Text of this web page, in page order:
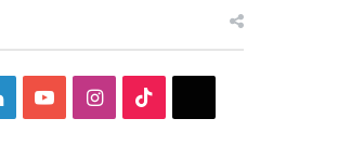
LinkedInYouTubeInstagram